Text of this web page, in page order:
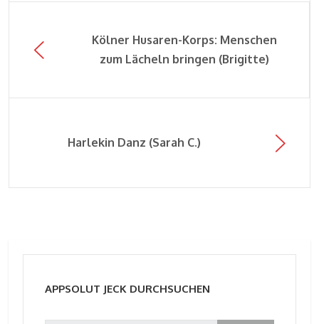
Kölner Husaren-Korps: Menschen
zum Lächeln bringen (Brigitte)
Harlekin Danz (Sarah C.)
APPSOLUT JECK DURCHSUCHEN